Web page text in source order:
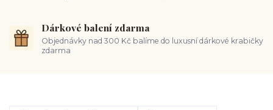
Dárkové balení zdarma
Objednávky nad 300 Kč balíme do luxusní dárkové krabičky
zdarma